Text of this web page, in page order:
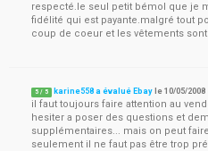
respecté.le seul petit bémol que je
fidélité qui est payante.malgré tout
coup de coeur et les vêtements
5 / 5 karine558 a évalué Ebay le10/05/2008
il faut toujours faire attention au
hesiter a poser des questions et
supplémentaires... mais on peut
seulement il ne faut pas être trop